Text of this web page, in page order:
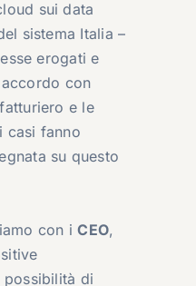
sui data
sistema Italia –
erogati e
con
e le
casi fanno
su questo
con iCEO,
possibilità di